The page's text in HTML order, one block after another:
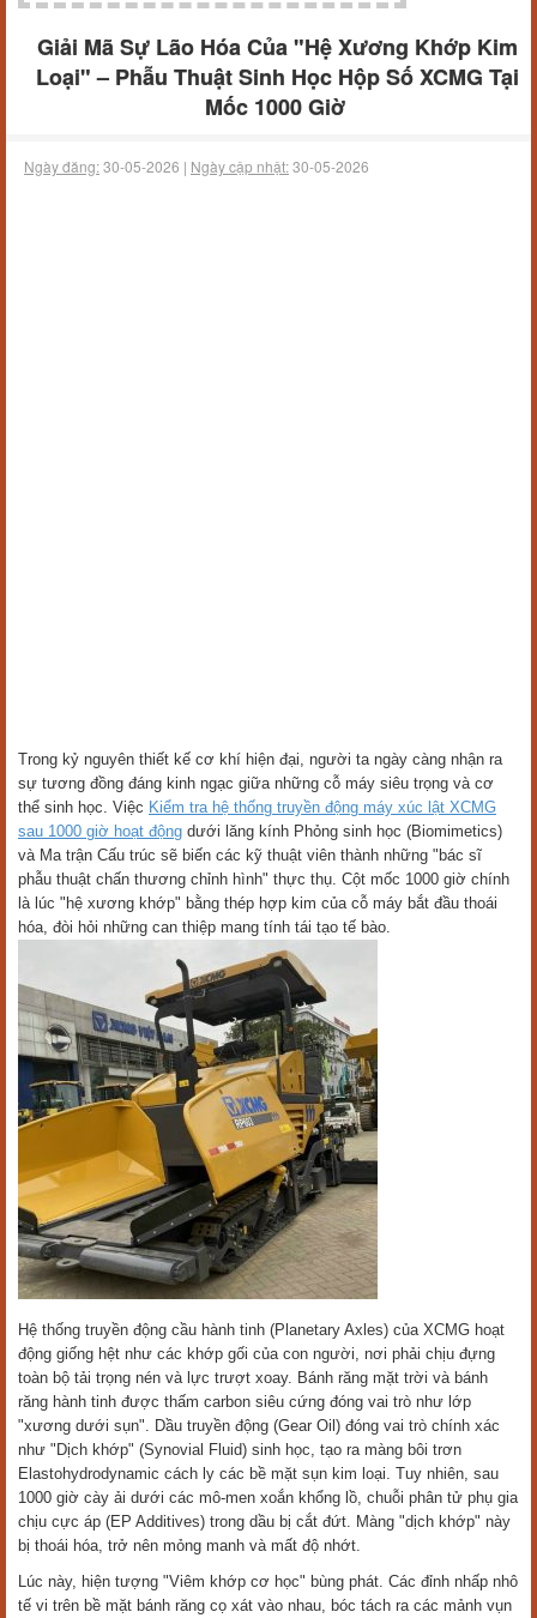
Giải Mã Sự Lão Hóa Của "Hệ Xương Khớp Kim
Loại" – Phẫu Thuật Sinh Học Hộp Số XCMG Tại
Mốc 1000 Giờ
Ngày đăng:30-05-2026 | Ngày cập nhật:30-05-2026
Trong kỷ nguyên thiết kế cơ khí hiện đại, người ta ngày càng nhận ra
sự tương đồng đáng kinh ngạc giữa những cỗ máy siêu trọng và cơ
thể sinh học. Việc Kiểm tra hệ thống truyền động máy xúc lật XCMG
sau 1000 giờ hoạt động dưới lăng kính Phỏng sinh học (Biomimetics)
và Ma trận Cấu trúc sẽ biến các kỹ thuật viên thành những "bác sĩ
phẫu thuật chấn thương chỉnh hình" thực thụ. Cột mốc 1000 giờ chính
là lúc "hệ xương khớp" bằng thép hợp kim của cỗ máy bắt đầu thoái
hóa, đòi hỏi những can thiệp mang tính tái tạo tế bào.
Hệ thống truyền động cầu hành tinh (Planetary Axles) của XCMG hoạt
động giống hệt như các khớp gối của con người, nơi phải chịu đựng
toàn bộ tải trọng nén và lực trượt xoay. Bánh răng mặt trời và bánh
răng hành tinh được thấm carbon siêu cứng đóng vai trò như lớp
"xương dưới sụn". Dầu truyền động (Gear Oil) đóng vai trò chính xác
như "Dịch khớp" (Synovial Fluid) sinh học, tạo ra màng bôi trơn
Elastohydrodynamic cách ly các bề mặt sụn kim loại. Tuy nhiên, sau
1000 giờ cày ải dưới các mô-men xoắn khổng lồ, chuỗi phân tử phụ gia
chịu cực áp (EP Additives) trong dầu bị cắt đứt. Màng "dịch khớp" này
bị thoái hóa, trở nên mỏng manh và mất độ nhớt.
Lúc này, hiện tượng "Viêm khớp cơ học" bùng phát. Các đỉnh nhấp nhô
tế vi trên bề mặt bánh răng cọ xát vào nhau, bóc tách ra các mảnh vụn